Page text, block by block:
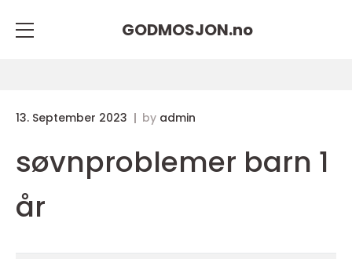
GODMOSJON.no
13. September 2023 by admin
søvnproblemer barn 1
år